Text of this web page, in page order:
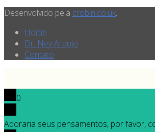
Desenvolvido pela crobin.co.uk.
Home
Dr. Ney Araujo
Contato
0
Adoraria seus pensamentos, por favor,